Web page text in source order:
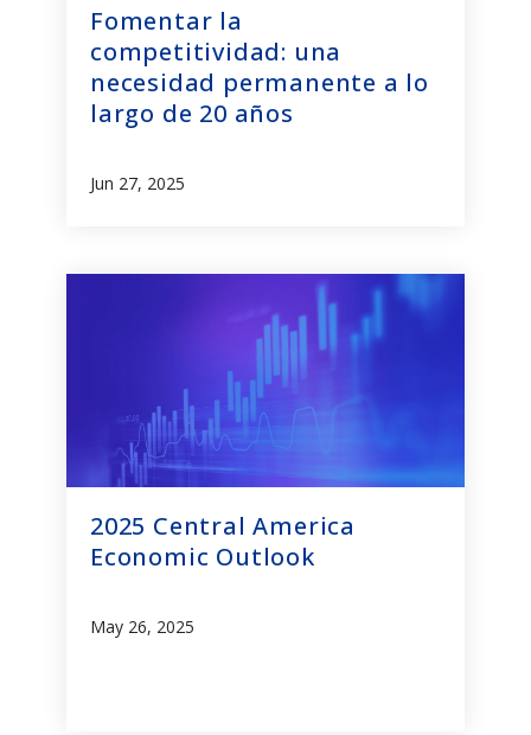
Fomentar la
competitividad: una
necesidad permanente a lo
largo de 20 años
Jun 27, 2025
2025 Central America
Economic Outlook
May 26, 2025